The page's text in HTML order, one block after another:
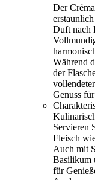
Der
Duft nach
Während
der
Genuss
Servieren
Fleisch
Auch mit
Basilikum
für